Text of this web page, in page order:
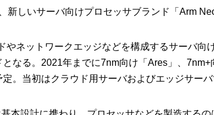
新しいサーバ向けプロセッサブランド「Arm
やネットワークエッジなどを構成するサーバ
なる。2021年までに7nm向け「Ares」、
。当初はクラウド用サーバおよびエッジサーバ